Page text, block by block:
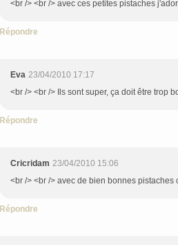
<br /> <br /> avec ces petites pistaches
Répondre
Eva 23/04/2010 17:17
<br /> <br /> Ils sont super, ça doit être trop
Répondre
Cricridam 23/04/2010 15:06
<br /> <br /> avec de bien bonnes pistaches
Répondre